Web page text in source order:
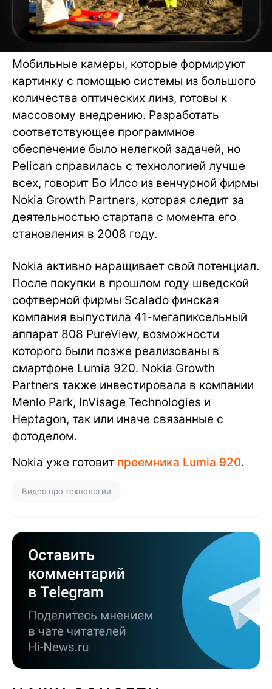
Мобильные камеры, которые формируют
картинку с помощью системы из большого
количества оптических линз, готовы к
массовому внедрению. Разработать
соответствующее программное
обеспечение было нелегкой задачей, но
Pelican справилась с технологией лучше
всех, говорит Бо Илсо из венчурной фирмы
Nokia Growth Partners, которая следит за
деятельностью стартапа с момента его
становления в 2008 году.
Nokia активно наращивает свой потенциал.
После покупки в прошлом году шведской
софтверной фирмы Scalado финская
компания выпустила 41-мегапиксельный
аппарат 808 PureView, возможности
которого были позже реализованы в
смартфоне Lumia 920. Nokia Growth
Partners также инвестировала в компании
Menlo Park, InVisage Technologies и
Heptagon, так или иначе связанные с
фотоделом.
Nokia уже готовит преемника Lumia 920.
Видео про технологии